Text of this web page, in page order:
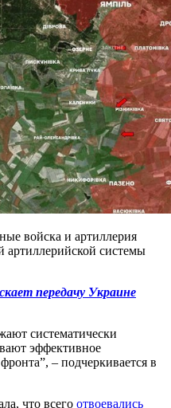
войска и артиллерия
артиллерийской системы
передачу Украине
систематически
эффективное
– подчеркивается в
что всего отвоевались